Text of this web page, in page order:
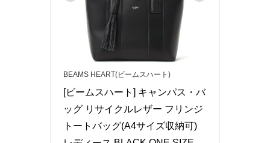
BEAMS HEART(ビームスハート)
[ビームスハート] キャンパス・バ
ッグ リサイクルレザー フリンジ
トートバッグ(A4サイズ収納可)